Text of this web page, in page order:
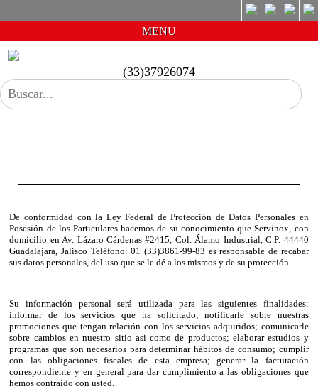
(33)37926074
MENU
De conformidad con la Ley Federal de Protección de Datos Personales en
Posesión de los Particulares hacemos de su conocimiento que Servinox, con
domicilio en Av. Lázaro Cárdenas #2415, Col. Álamo Industrial, C.P. 44440
Guadalajara, Jalisco Teléfono: 01 (33)3861-99-83 es responsable de recabar
sus datos personales, del uso que se le dé a los mismos y de su protección.
Su información personal será utilizada para las siguientes finalidades:
informar de los servicios que ha solicitado; notificarle sobre nuestras
promociones que tengan relación con los servicios adquiridos; comunicarle
sobre cambios en nuestro sitio asi como de productos; elaborar estudios y
programas que son necesarios para determinar hábitos de consumo; cumplir
con las obligaciones fiscales de esta empresa; generar la facturación
correspondiente y en general para dar cumplimiento a las obligaciones que
hemos contraído con usted.